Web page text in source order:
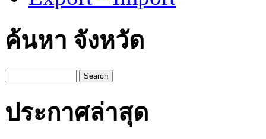
ค้นหา จังหวัด
Search
ประกาศล่าสุด